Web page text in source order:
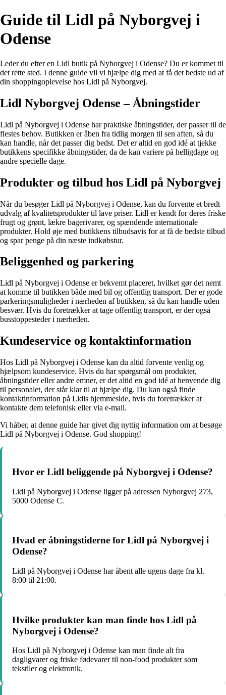
Guide til Lidl på Nyborgvej i
Odense
Leder du efter en Lidl butik på Nyborgvej i Odense? Du er kommet til
det rette sted. I denne guide vil vi hjælpe dig med at få det bedste ud af
din shoppingoplevelse hos Lidl på Nyborgvej.
Lidl Nyborgvej Odense – Åbningstider
Lidl på Nyborgvej i Odense har praktiske åbningstider, der passer til de
flestes behov. Butikken er åben fra tidlig morgen til sen aften, så du
kan handle, når det passer dig bedst. Det er altid en god idé at tjekke
butikkens specifikke åbningstider, da de kan variere på helligdage og
andre specielle dage.
Produkter og tilbud hos Lidl på Nyborgvej
Når du besøger Lidl på Nyborgvej i Odense, kan du forvente et bredt
udvalg af kvalitetsprodukter til lave priser. Lidl er kendt for deres friske
frugt og grønt, lækre bagerivarer, og spændende internationale
produkter. Hold øje med butikkens tilbudsavis for at få de bedste tilbud
og spar penge på din næste indkøbstur.
Beliggenhed og parkering
Lidl på Nyborgvej i Odense er bekvemt placeret, hvilket gør det nemt
at komme til butikken både med bil og offentlig transport. Der er gode
parkeringsmuligheder i nærheden af butikken, så du kan handle uden
besvær. Hvis du foretrækker at tage offentlig transport, er der også
busstoppesteder i nærheden.
Kundeservice og kontaktinformation
Hos Lidl på Nyborgvej i Odense kan du altid forvente venlig og
hjælpsom kundeservice. Hvis du har spørgsmål om produkter,
åbningstider eller andre emner, er det altid en god idé at henvende dig
til personalet, der står klar til at hjælpe dig. Du kan også finde
kontaktinformation på Lidls hjemmeside, hvis du foretrækker at
kontakte dem telefonisk eller via e-mail.
Vi håber, at denne guide har givet dig nyttig information om at besøge
Lidl på Nyborgvej i Odense. God shopping!
Hvor er Lidl beliggende på Nyborgvej i Odense?
Lidl på Nyborgvej i Odense ligger på adressen Nyborgvej 273,
5000 Odense C.
Hvad er åbningstiderne for Lidl på Nyborgvej i
Odense?
Lidl på Nyborgvej i Odense har åbent alle ugens dage fra kl.
8:00 til 21:00.
Hvilke produkter kan man finde hos Lidl på
Nyborgvej i Odense?
Hos Lidl på Nyborgvej i Odense kan man finde alt fra
dagligvarer og friske fødevarer til non-food produkter som
tekstiler og elektronik.